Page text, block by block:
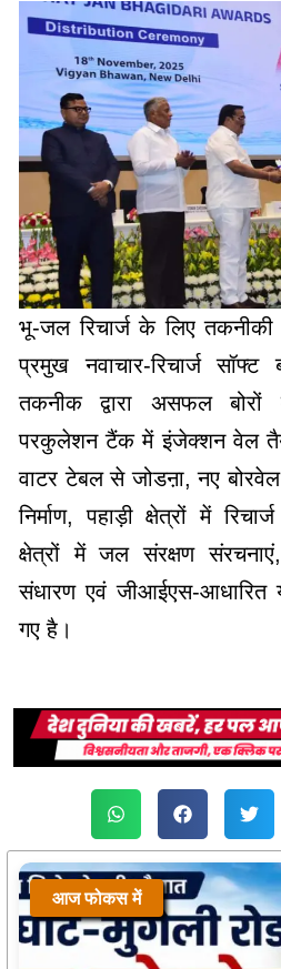
भू-जल रिचार्ज के लिए
प्रमुख नवाचार-रिचार्ज
तकनीक द्वारा असफल बोरों
परकुलेशन टैंक में इंजेक्शन वेल
वाटर टेबल से जोडऩा, नए
निर्माण, पहाड़ी क्षेत्रों में
क्षेत्रों में जल संरक्षण
संधारण एवं जीआईएस-आधारित
गए है।
आज फोकस में